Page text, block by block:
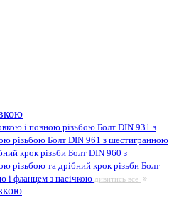
і повною різьбою Болт DIN 931 з
різьбою Болт DIN 961 з шестигранною
крок різьби Болт DIN 960 з
різьбою та дрібний крок різьби Болт
і фланцем з насічкою дивитись все